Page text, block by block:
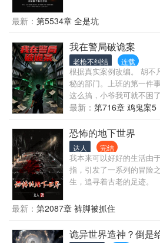
最新： 第5534章 全是坑
我在警局破诡案
老枪不纠结 连载
根据真实案例改编。 胡不
秘的部门。上班的第一件
这么搞，小爷我可就不困
师、恶灵，统统都要逮捕
的神秘案件接踵而至。 作
成，曾以漫画方式引起过
说版，因为版权原因始终
对喜欢这部作品的朋友，
最新： 第716章 鸡鬼案5
恐怖的地下世界
达人 完结
我本来可以好好的生活由
指，引发了一系列的冒
生，追寻着古老的足迹。
最新： 第2087章 裤脚被抓住
诡异世界造神？倒是